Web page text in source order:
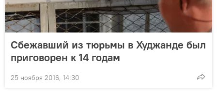
Сбежавший из тюрьмы в Худжанде был
приговорен к 14 годам
25 ноября 2016, 14:30